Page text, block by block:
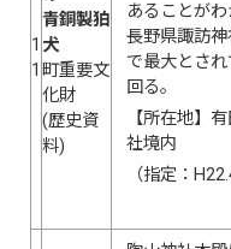
1
1
青銅製狛
犬
町重要文
化財
(歴史資
料)
あることが
長野県諏訪
で最大とさ
回る。
【所在地】
社境内
（指定：